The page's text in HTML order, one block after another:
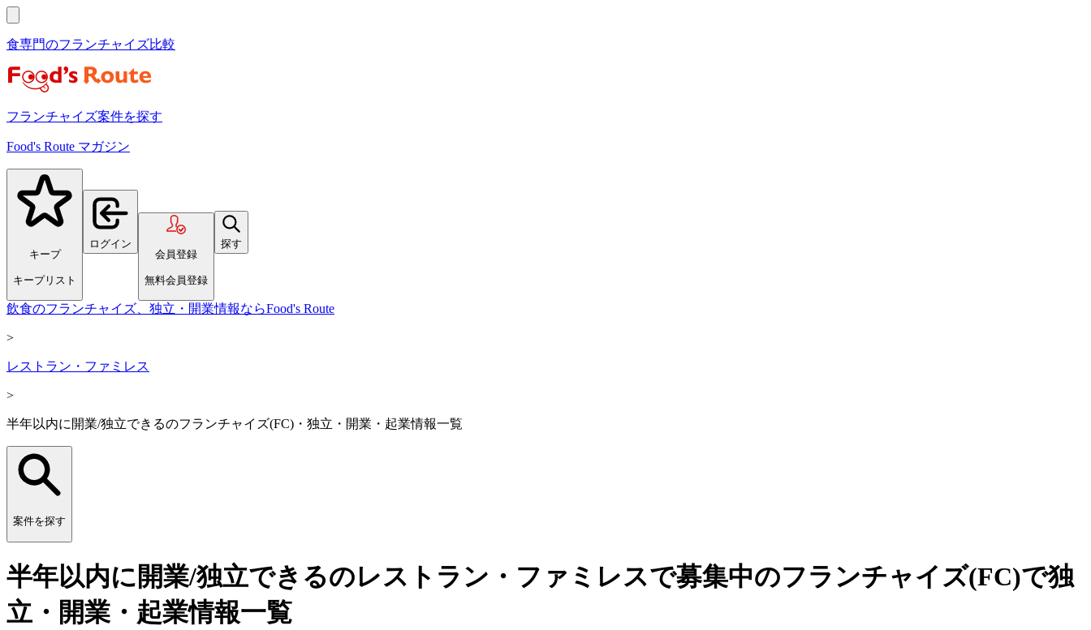
食専門のフランチャイズ比較
フランチャイズ案件を探す
Food's Route マガジン
キープ
キープリスト
ログイン
会員登録
無料会員登録
探す
飲食のフランチャイズ、独立・開業情報ならFood's Route
>
レストラン・ファミレス
>
半年以内に開業/独立できるのフランチャイズ(FC)・独立・開業・起業情報一覧
案件を探す
半年以内に開業/独立できるのレストラン・ファミレスで募集中のフランチャイズ(FC)で独
立・開業・起業情報一覧